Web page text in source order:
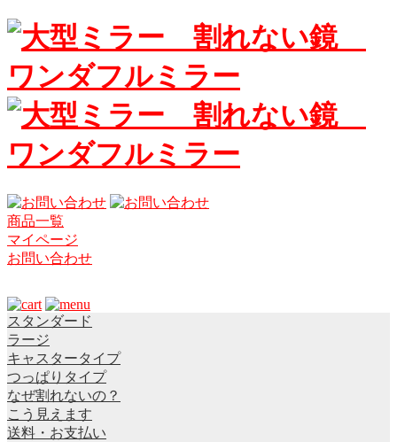
商品一覧
マイページ
お問い合わせ
スタンダード
ラージ
キャスタータイプ
つっぱりタイプ
なぜ割れないの？
こう見えます
送料・お支払い